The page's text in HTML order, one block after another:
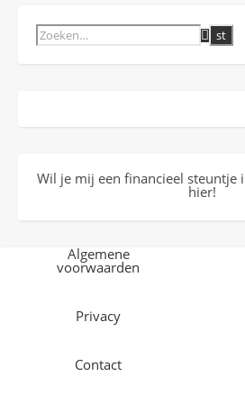
Wil je mij een financieel steuntje
hier!
Algemene
voorwaarden
Privacy
Contact